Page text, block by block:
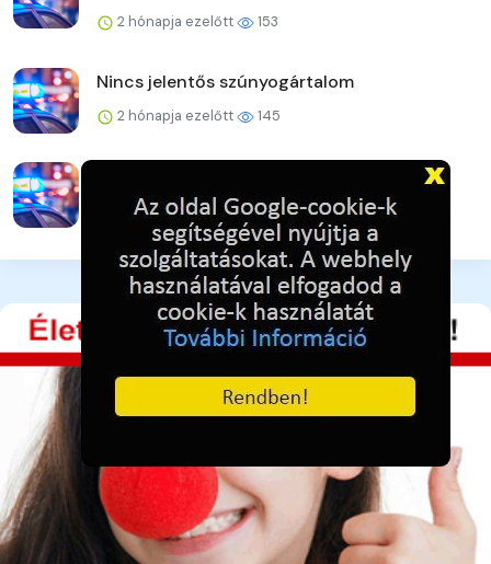
2 hónapja ezelőtt 153
Nincs jelentős szúnyogártalom
2 hónapja ezelőtt 145
Konferencia a tűzvédelmi kockázatokról
2 hónapja ezelőtt 142